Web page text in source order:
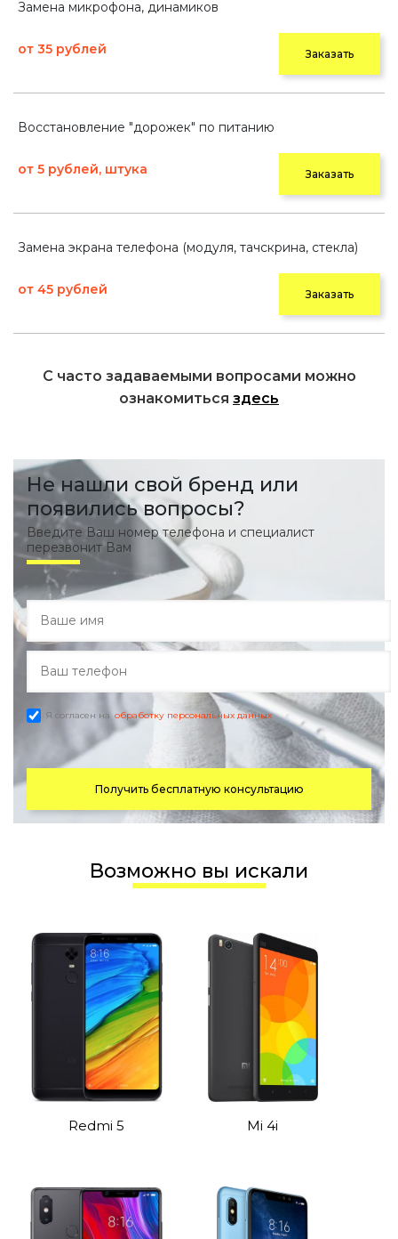
Замена микрофона, динамиков
от 35 рублей Заказать
Восстановление "дорожек" по питанию
от 5 рублей, штука Заказать
Замена экрана телефона (модуля, тачскрина, стекла)
от 45 рублей Заказать
С часто задаваемыми вопросами можно
ознакомиться здесь
Не нашли свой бренд или
появились вопросы?
Введите Ваш номер телефона и специалист
перезвонит Вам
Я согласен на обработку персональных данных
Получить бесплатную консультацию
Возможно вы искали
Redmi 5 Mi 4i